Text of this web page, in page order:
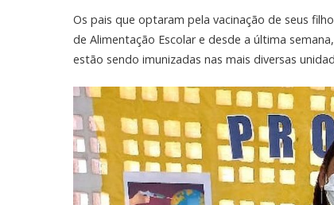
Os pais que optaram pela vacinação de seus
de Alimentação Escolar e desde a última
estão sendo imunizadas nas mais diversas